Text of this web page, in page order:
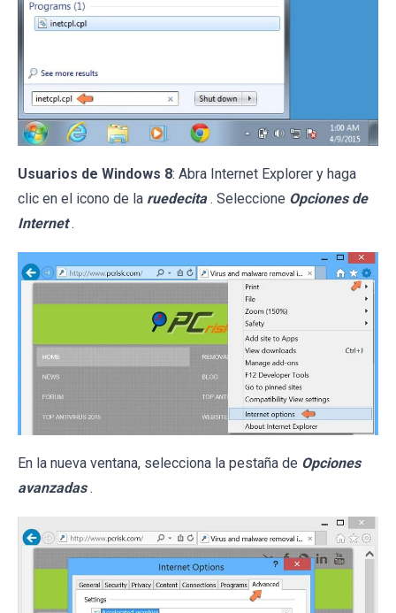
Usuarios de Windows 8: Abra Internet Explorer y haga
clic en el icono de la ruedecita . Seleccione Opciones de
Internet .
En la nueva ventana, selecciona la pestaña de Opciones
avanzadas .